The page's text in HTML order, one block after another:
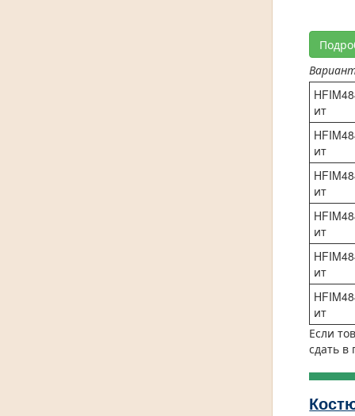
ит
ит
ит
ит
ит
ит
Если
сдать